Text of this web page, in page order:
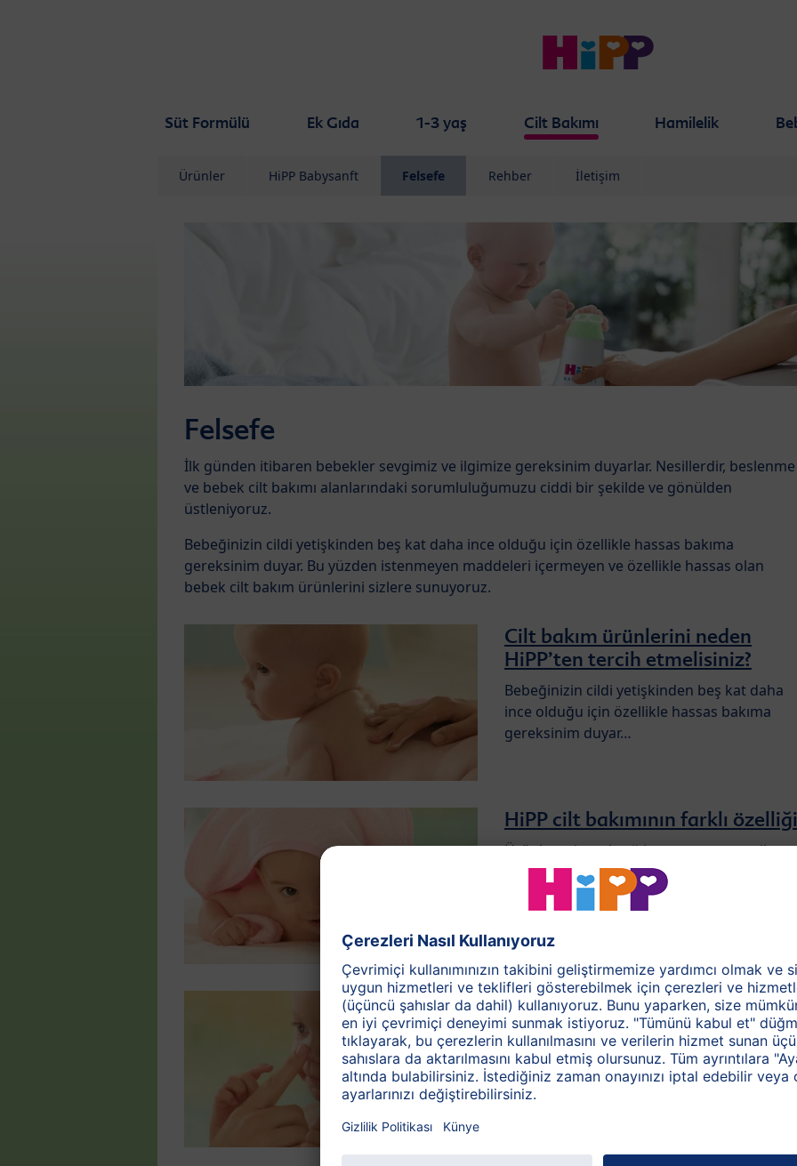
Süt Formülü Ek Gıda 1-3 yaş Cilt Bakımı Hamilelik
Ürünler HiPP Babysanft Felsefe Rehber İletişim
Felsefe
İlk günden itibaren bebekler sevgimiz ve ilgimize gereksinim duyarlar. Nesillerdir, beslenme
ve bebek cilt bakımı alanlarındaki sorumluluğumuzu ciddi bir şekilde ve gönülden
üstleniyoruz.
Bebeğinizin cildi yetişkinden beş kat daha ince olduğu için özellikle hassas bakıma
gereksinim duyar. Bu yüzden istenmeyen maddeleri içermeyen ve özellikle hassas olan
bebek cilt bakım ürünlerini sizlere sunuyoruz.
Cilt bakım ürünlerini neden
HiPP’ten tercih etmelisiniz?
Bebeğinizin cildi yetişkinden beş kat daha
ince olduğu için özellikle hassas bakıma
gereksinim duyar…
HiPP cilt bakımının farklı özelliği
Ürünler mineral yağ içermez ve organik
bademden elde edilmiş doğal cilt dostu
maddeleri içerir…
HiPP ürünleri neden bu kadar
hassas?
HİPP, alerjik reaksiyonlara sebep olabilecek
hiçbir ürün kullanmamaktadır.